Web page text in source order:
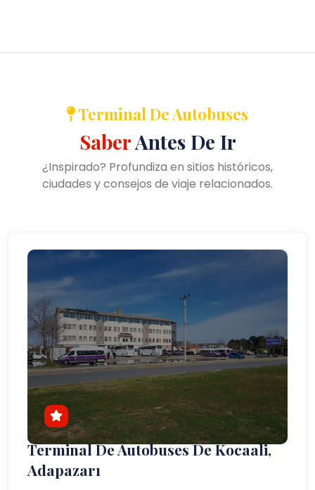
Terminal De Autobuses
SaberAntes De Ir
¿Inspirado? Profundiza en sitios históricos,
ciudades y consejos de viaje relacionados.
Terminal De Autobuses De Kocaali,
Adapazarı